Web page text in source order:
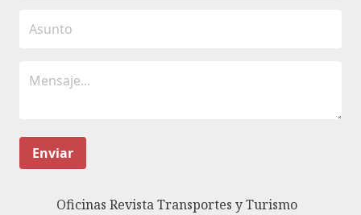
Enviar
Oficinas Revista Transportes y Turismo